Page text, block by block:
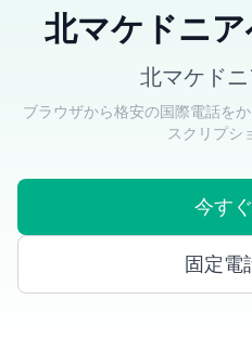
北マケドニ
北マケド
ブラウザから格安の国際電話を
スクリプシ
今す
固定電